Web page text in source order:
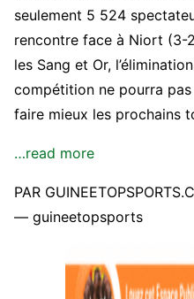
seulement 5 524
rencontre face à Niort (3-
les Sang et Or,
compétition ne pourra
faire mieux les prochains
…read more
PAR
— guineetopsports